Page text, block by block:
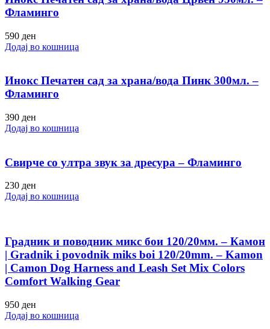
Фламинго
590 ден
Додај во кошница
Инокс Печатен сад за храна/вода Пинк 300мл. –
Фламинго
390 ден
Додај во кошница
Свирче со ултра звук за дресура – Фламинго
230 ден
Додај во кошница
Градник и поводник микс бои 120/20мм. – Камон
| Gradnik i povodnik miks boi 120/20mm. – Kamon
| Camon Dog Harness and Leash Set Mix Colors
Comfort Walking Gear
950 ден
Додај во кошница